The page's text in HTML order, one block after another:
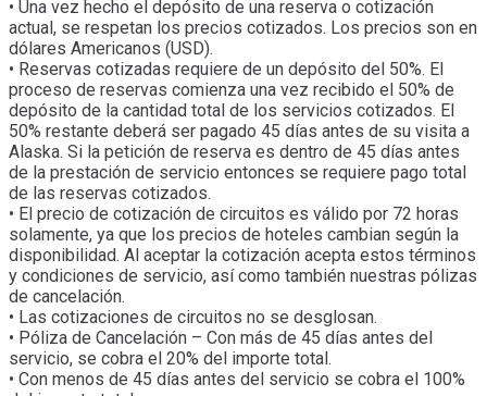
• Una vez hecho el depósito de una reserva o cotización
actual, se respetan los precios cotizados. Los precios son en
dólares Americanos (USD).
• Reservas cotizadas requiere de un depósito del 50%. El
proceso de reservas comienza una vez recibido el 50% de
depósito de la cantidad total de los servicios cotizados. El
50% restante deberá ser pagado 45 días antes de su visita a
Alaska. Si la petición de reserva es dentro de 45 días antes
de la prestación de servicio entonces se requiere pago total
de las reservas cotizados.
• El precio de cotización de circuitos es válido por 72 horas
solamente, ya que los precios de hoteles cambian según la
disponibilidad. Al aceptar la cotización acepta estos términos
y condiciones de servicio, así como también nuestras pólizas
de cancelación.
• Las cotizaciones de circuitos no se desglosan.
• Póliza de Cancelación – Con más de 45 días antes del
servicio, se cobra el 20% del importe total.
• Con menos de 45 días antes del servicio se cobra el 100%